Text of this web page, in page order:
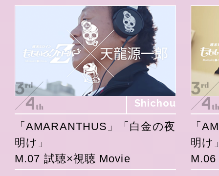
Shichou
「AMARANTHUS」「白金の夜
明け」
M.07 試聴×視聴 Movie
「
明け